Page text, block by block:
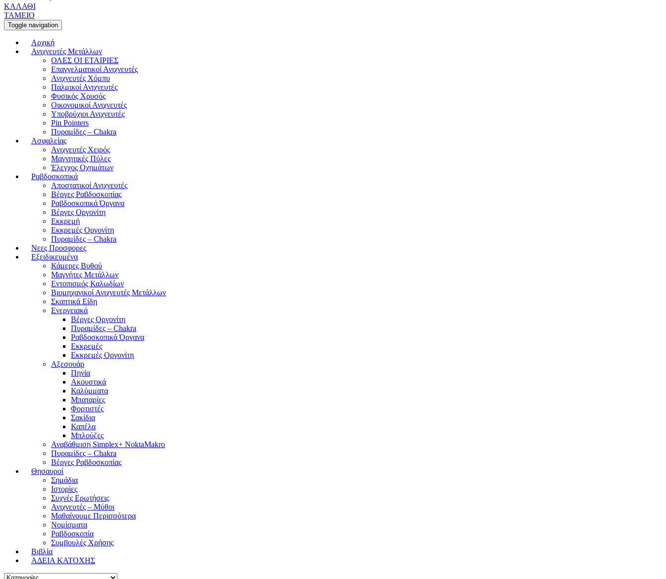
ΚΑΛΑΘΙ
ΤΑΜΕΙΟ
Toggle navigation
Αρχική
Ανιχνευτές Μετάλλων
ΟΛΕΣ ΟΙ ΕΤΑΙΡΙΕΣ
Επαγγελματικοί Ανιχνευτές
Ανιχνευτές Χόμπυ
Παλμικοί Ανιχνευτές
Φυσικός Χρυσός
Οικονομικοί Ανιχνευτές
Υποβρύχιοι Ανιχνευτές
Pin Pointers
Πυραμίδες – Chakra
Ασφαλείας
Ανιχνευτές Χειρός
Μαγνητικές Πύλες
Έλεγχος Οχημάτων
Ραβδοσκοπικά
Αποστατικοί Ανιχνευτές
Βέργες Ραβδοσκοπίας
Ραβδοσκοπικά Όργανα
Βέργες Οργονίτη
Εκκρεμή
Εκκρεμές Οργονίτη
Πυραμίδες – Chakra
Νεες Προσφορες
Εξειδικευμένα
Κάμερες Βυθού
Μαγνήτες Μετάλλων
Εντοπισμός Καλωδίων
Βιομηχανικοί Ανιχνευτές Μετάλλων
Σκαπτικά Είδη
Ενεργειακά
Βέργες Οργονίτη
Πυραμίδες – Chakra
Ραβδοσκοπικά Όργανα
Εκκρεμές
Εκκρεμές Οργονίτη
Αξεσουάρ
Πηνία
Ακουστικά
Καλύμματα
Μπαταρίες
Φορτιστές
Σακίδια
Καπέλα
Μπλούζες
Αναβάθμιση Simplex+ NoktaMakro
Πυραμίδες – Chakra
Βέργες Ραβδοσκοπίας
Θησαυροί
Σημάδια
Ιστορίες
Συχνές Ερωτήσεις
Ανιχνευτές – Μύθοι
Μαθαίνουμε Περισσότερα
Νομίσματα
Ραβδοσκοπία
Συμβουλές Χρήσης
Βιβλία
ΑΔΕΙΑ ΚΑΤΟΧΗΣ